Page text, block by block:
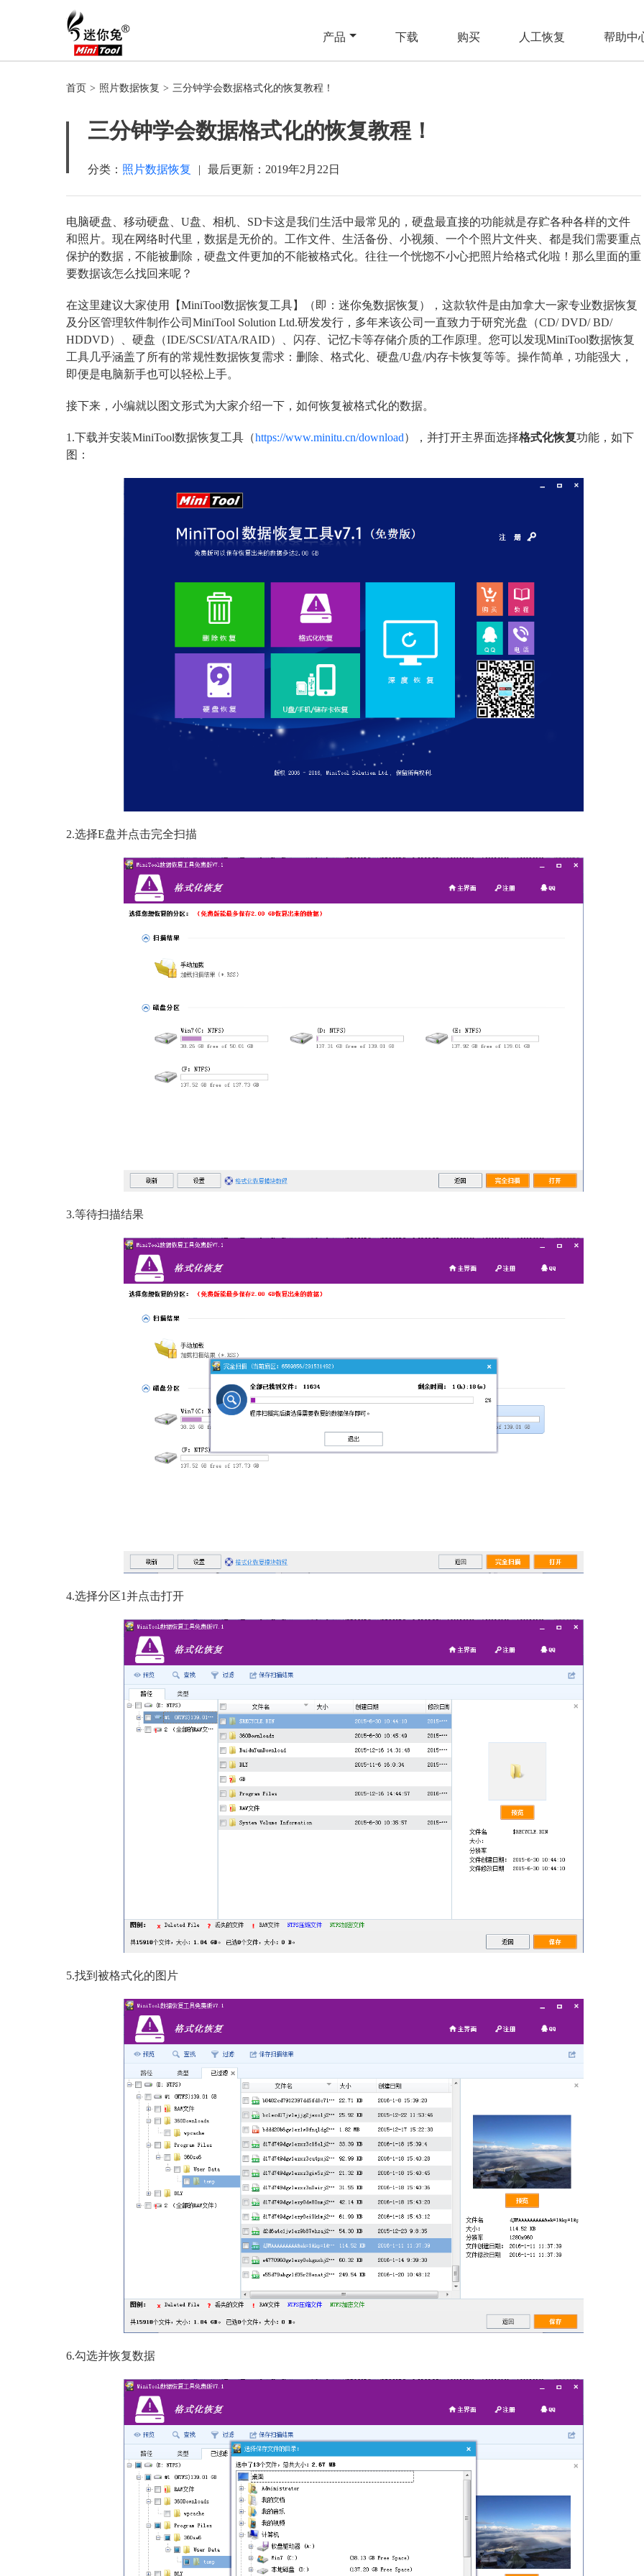
产品 下载 购买 人工恢复 帮助中
首页 > 照片数据恢复 > 三分钟学会数据格式化的恢复教程！
三分钟学会数据格式化的恢复教程！
分类： 照片数据恢复 | 最后更新： 2019年2月22日
电脑硬盘、移动硬盘、U盘、相机、SD卡这是我们生活中最常见的，硬盘最直接的功能就是存贮各种各样的文件
和照片。现在网络时代里，数据是无价的。工作文件、生活备份、小视频、一个个照片文件夹、都是我们需要重点
保护的数据，不能被删除，硬盘文件更加的不能被格式化。往往一个恍惚不小心把照片给格式化啦！那么里面的重
要数据该怎么找回来呢？
在这里建议大家使用【MiniTool数据恢复工具】（即：迷你兔数据恢复），这款软件是由加拿大一家专业数据恢复
及分区管理软件制作公司MiniTool Solution Ltd.研发发行，多年来该公司一直致力于研究光盘（CD/ DVD/ BD/
HDDVD）、硬盘（IDE/SCSI/ATA/RAID）、闪存、记忆卡等存储介质的工作原理。您可以发现MiniTool数据恢复
工具几乎涵盖了所有的常规性数据恢复需求：删除、格式化、硬盘/U盘/内存卡恢复等等。操作简单，功能强大，
即便是电脑新手也可以轻松上手。
接下来，小编就以图文形式为大家介绍一下，如何恢复被格式化的数据。
1.下载并安装MiniTool数据恢复工具（https://www.minitu.cn/download），并打开主界面选择格式化恢复功能，如下
图：
2.选择E盘并点击完全扫描
3.等待扫描结果
4.选择分区1并点击打开
5.找到被格式化的图片
6.勾选并恢复数据